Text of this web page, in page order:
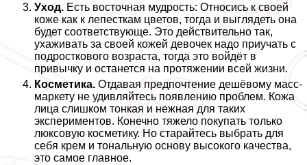
Уход. Есть восточная мудрость: Относись к своей
коже как к лепесткам цветов, тогда и выглядеть она
будет соответствующе. Это действительно так,
ухаживать за своей кожей девочек надо приучать с
подросткового возраста, тогда это войдёт в
привычку и останется на протяжении всей жизни.
Косметика. Отдавая предпочтение дешёвому масс-
маркету не удивляйтесь появлению проблем. Кожа
лица слишком тонкая и нежная для таких
экспериментов. Конечно тяжело покупать только
люксовую косметику. Но старайтесь выбрать для
себя крем и тональную основу высокого качества,
это самое главное.